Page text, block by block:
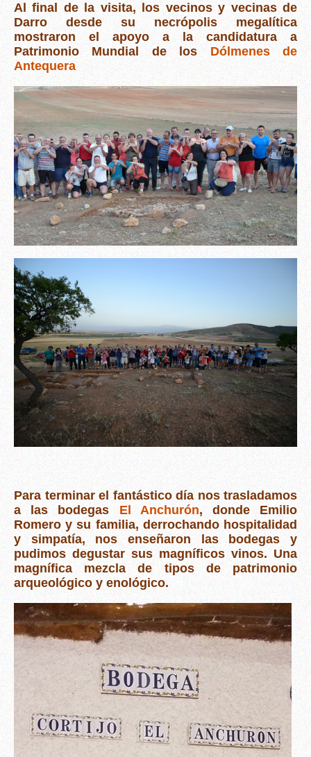
Al final de la visita, los vecinos y vecinas de
Darro desde su necrópolis megalítica
mostraron el apoyo a la candidatura a
Patrimonio Mundial de los Dólmenes de
Antequera
Para terminar el fantástico día nos trasladamos
a las bodegas El Anchurón, donde Emilio
Romero y su familia, derrochando hospitalidad
y simpatía, nos enseñaron las bodegas y
pudimos degustar sus magníficos vinos. Una
magnífica mezcla de tipos de patrimonio
arqueológico y enológico.